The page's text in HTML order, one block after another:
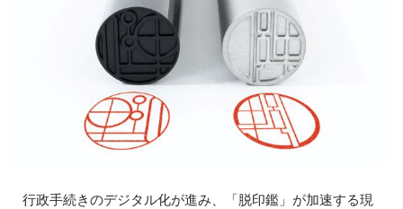
行政手続きのデジタル化が進み、「脱印鑑」が加速する現